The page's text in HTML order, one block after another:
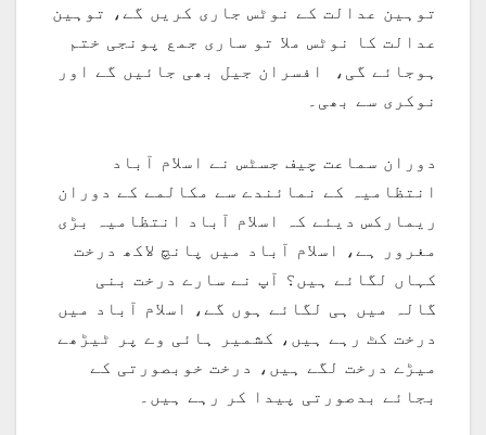
توہین عدالت کے نوٹس جاری کریں گے، توہین
عدالت کا نوٹس ملا تو ساری جمع پونجی ختم
ہوجائے گی، افسران جیل بھی جائیں گے اور
نوکری سے بھی۔
دوران سماعت چیف جسٹس نے اسلام آباد
انتظامیہ کے نمائندے سے مکالمے کے دوران
ریمارکس دیئے کہ اسلام آباد انتظامیہ بڑی
مغرور ہے، اسلام آباد میں پانچ لاکھ درخت
کہاں لگائے ہیں؟ آپ نے سارے درخت بنی
گالہ میں ہی لگائے ہوں گے، اسلام آباد میں
درخت کٹ رہے ہیں، کشمیر ہائی وے پر ٹیڑھے
میڑے درخت لگے ہیں، درخت خوبصورتی کے
بجائے بدصورتی پیدا کر رہے ہیں۔